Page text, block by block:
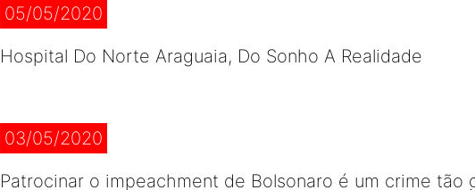
05/05/2020
Hospital Do Norte Araguaia, Do Sonho A Realidade
03/05/2020
Patrocinar o impeachment de Bolsonaro é um crime tão